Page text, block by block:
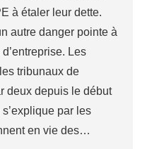
à étaler leur dette.
autre danger pointe à
Les
tribunaux de
deux depuis le début
par les
en vie des…